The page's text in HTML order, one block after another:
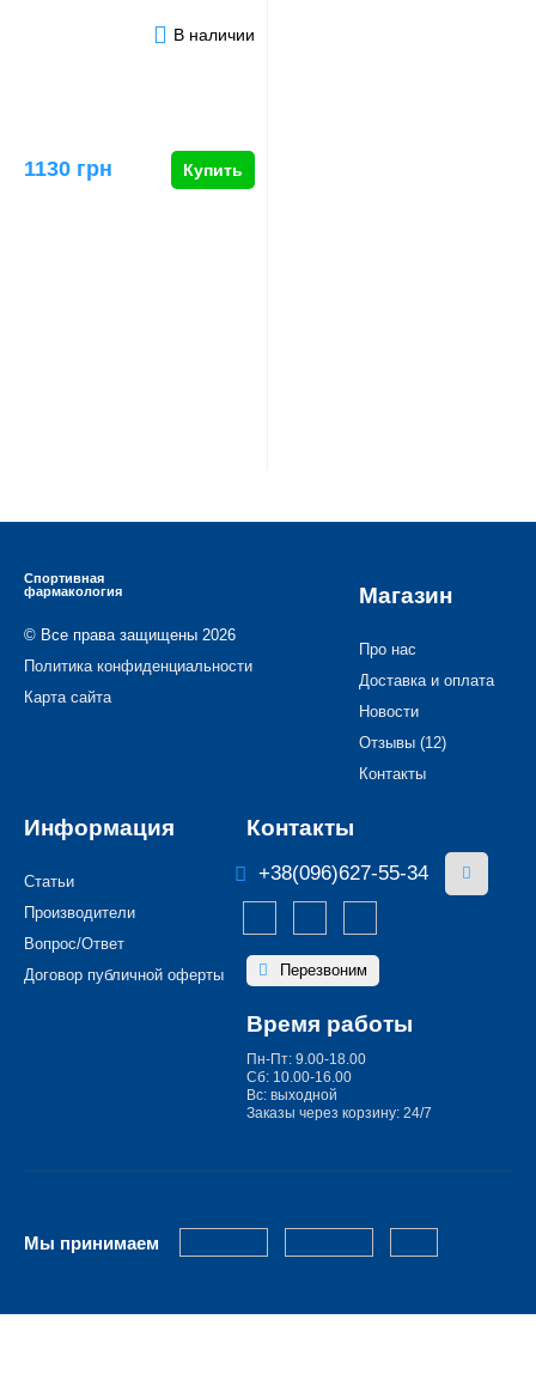
В наличии
1130 грн Купить
Спортивная
фармакология
© Все права защищены 2026
Политика конфиденциальности
Карта сайта
Магазин
Про нас
Доставка и оплата
Новости
Отзывы (12)
Контакты
Информация
Статьи
Производители
Вопрос/Ответ
Договор публичной оферты
Контакты
+38(096)627-55-34
Перезвоним
Время работы
Пн-Пт: 9.00-18.00
Сб: 10.00-16.00
Вс: выходной
Заказы через корзину: 24/7
Мы принимаем